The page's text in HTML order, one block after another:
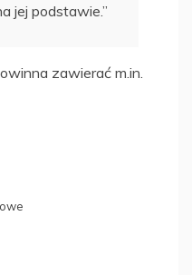
jej podstawie.”
zawierać m.in.